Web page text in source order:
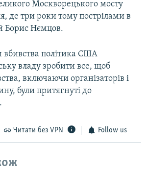
Москворецького мосту
де три роки тому пострілами в
Борис Нємцов.
вбивства політика США
владу зробити все, щоб
включаючи організаторів і
були притягнуті до
Читати без VPN Follow us